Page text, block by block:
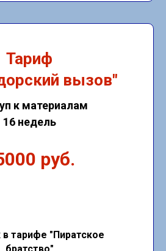
Тариф
вызов"
к материалам
16 недель
руб.
в тарифе "Пиратское